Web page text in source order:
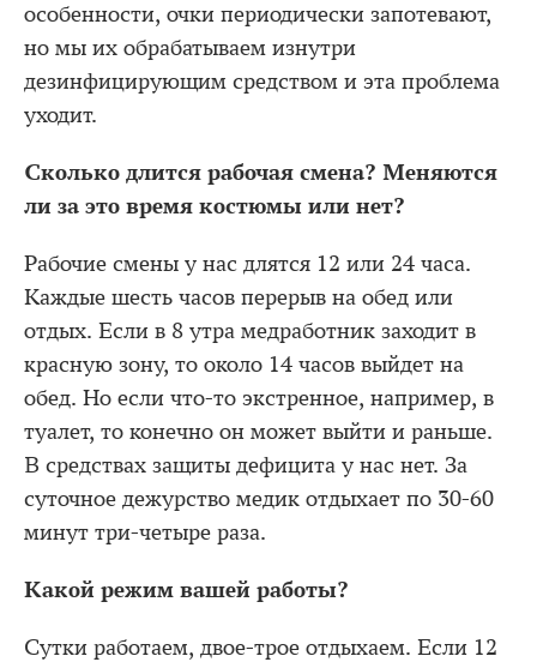
особенности, очки периодически запотевают,
но мы их обрабатываем изнутри
дезинфицирующим средством и эта проблема
уходит.
Сколько длится рабочая смена? Меняются
ли за это время костюмы или нет?
Рабочие смены у нас длятся 12 или 24 часа.
Каждые шесть часов перерыв на обед или
отдых. Если в 8 утра медработник заходит в
красную зону, то около 14 часов выйдет на
обед. Но если что-то экстренное, например, в
туалет, то конечно он может выйти и раньше.
В средствах защиты дефицита у нас нет. За
суточное дежурство медик отдыхает по 30-60
минут три-четыре раза.
Какой режим вашей работы?
Сутки работаем, двое-трое отдыхаем. Если 12